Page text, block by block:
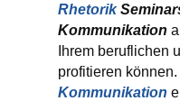
Rhetorik
Kommunikation
Ihrem beruflichen
profitieren
Kommunikation